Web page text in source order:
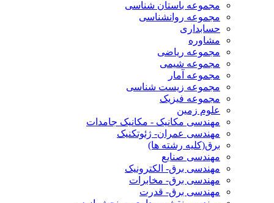
مجموعه باستان شناسی
مجموعه روانشناسی
حسابداری
مشاوره
مجموعه ریاضی
مجموعه شیمی
مجموعه آمار
مجموعه زیست شناسی
مجموعه فیزیک
علوم زمین
مهندسی مکانیک - مکانیک جامدات
مهندسی عمران- ژئوتکنیک
برق(کلیه رشته ها)
مهندسی صنایع
مهندسی برق- الکترونیک
مهندسی برق- مخابرات
مهندسی برق- قدرت